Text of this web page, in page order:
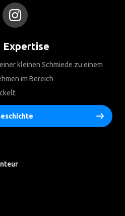
Expertise
kleinen Schmiede zu einem
im Bereich